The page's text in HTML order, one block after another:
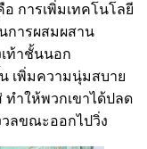
การเพิ่มเทคโนโลยี
การผสมผสาน
เท้าชั้นนอก
เพิ่มความนุ่มสบาย
ำให้พวกเขาได้ปลด
วลขณะออกไปวิ่ง